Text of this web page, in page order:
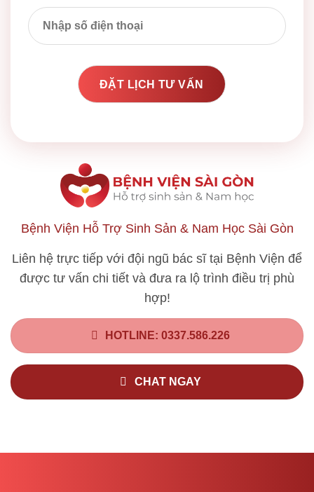
Bệnh Viện Hỗ Trợ Sinh Sản & Nam Học Sài Gòn
Liên hệ trực tiếp với đội ngũ bác sĩ tại Bệnh Viện để
được tư vấn chi tiết và đưa ra lộ trình điều trị phù
hợp!
HOTLINE: 0337.586.226
CHAT NGAY